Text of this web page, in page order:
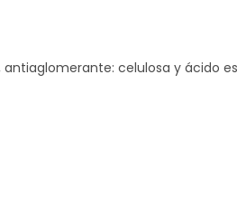
celulosa y ácido